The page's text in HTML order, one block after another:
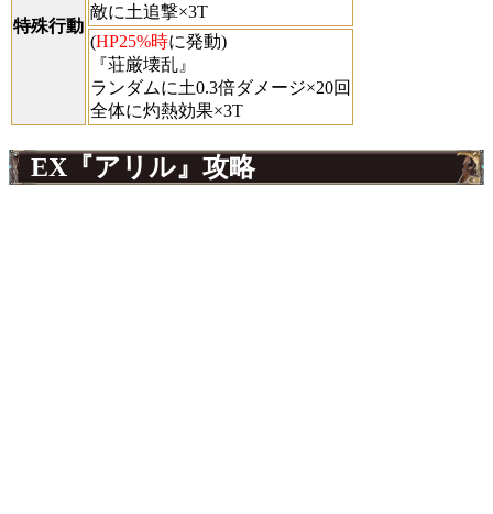
特殊行動
敵に土追撃×3T
(HP25%時に発動)
『荘厳壊乱』
ランダムに土0.3倍ダメージ×20回
全体に灼熱効果×3T
EX『アリル』攻略